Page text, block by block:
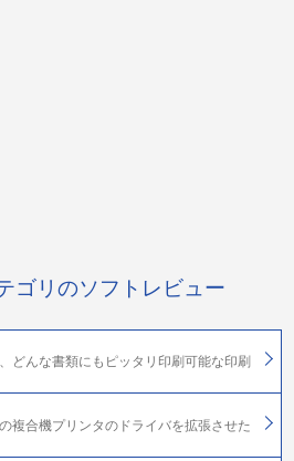
ゴリのソフトレビュー
どんな書類にもピッタリ印刷可能な印刷
複合機プリンタのドライバを拡張させた